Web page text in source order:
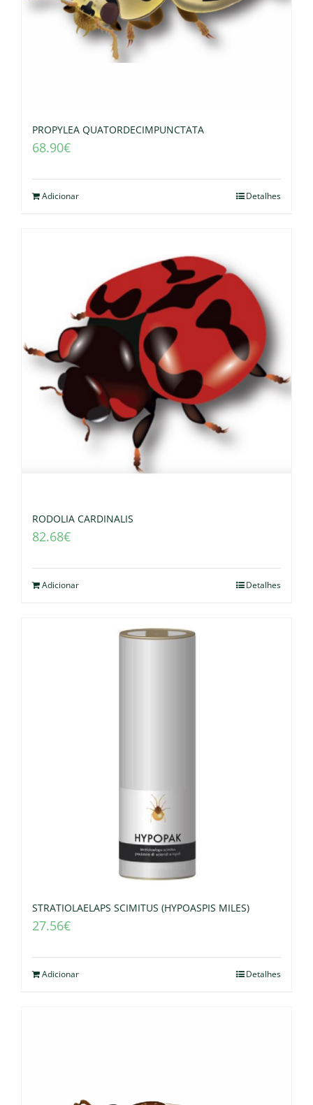
PROPYLEA QUATORDECIMPUNCTATA
68.90€
Adicionar Detalhes
RODOLIA CARDINALIS
82.68€
Adicionar Detalhes
STRATIOLAELAPS SCIMITUS (HYPOASPIS MILES)
27.56€
Adicionar Detalhes